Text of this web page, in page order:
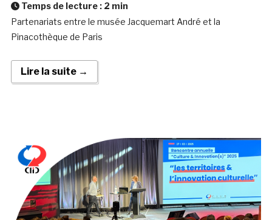
Temps de lecture : 2 min
Partenariats entre le musée Jacquemart André et la
Pinacothèque de Paris
Lire la suite →